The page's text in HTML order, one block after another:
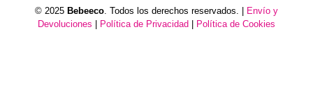
© 2025 Bebeeco. Todos los derechos reservados. |
Envío y
Devoluciones
Política de Privacidad Política de Cookies